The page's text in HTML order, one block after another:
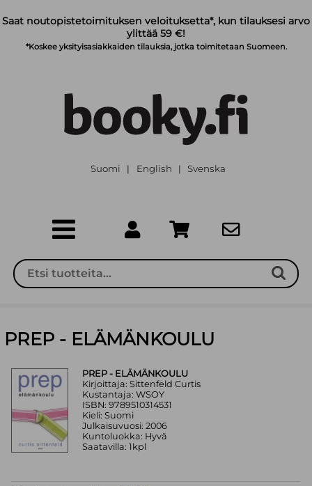
Saat noutopistetoimituksen veloituksetta*, kun tilauksesi arvo
ylittää 59 €!
*Koskee yksityisasiakkaiden tilauksia, jotka toimitetaan Suomeen.
Suomi | English | Svenska
PREP - ELÄMÄNKOULU
PREP - ELÄMÄNKOULU
Kirjoittaja: Sittenfeld Curtis
Kustantaja: WSOY
ISBN: 9789510314531
Kieli: Suomi
Julkaisuvuosi: 2006
Kuntoluokka: Hyvä
Saatavilla: 1kpl